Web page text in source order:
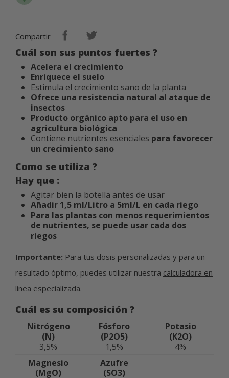
Compartir
Cuál son sus puntos fuertes ?
Acelera el crecimiento
Enriquece el suelo
Estimula el crecimiento sano de la planta
Ofrece una resistencia natural al ataque de
insectos
Producto orgánico apto para el uso en
agricultura biológica
Contiene nutrientes esenciales para favorecer
un crecimiento sano
Como se utiliza ?
Hay que :
Agitar bien la botella antes de usar
Añadir 1,5 ml/Litro a 5ml/L en cada riego
Para las plantas con menos requerimientos
de nutrientes, se puede usar cada dos
riegos
Importante: Para tus dosis personalizadas y para un
resultado óptimo, puedes utilizar nuestra calculadora en
línea especializada.
Cuál es su composición ?
Nitrógeno
(N)
3,5%
Fósforo
(P2O5)
1,5%
Potasio
(K2O)
4%
Magnesio
(MgO)
Azufre
(SO3)